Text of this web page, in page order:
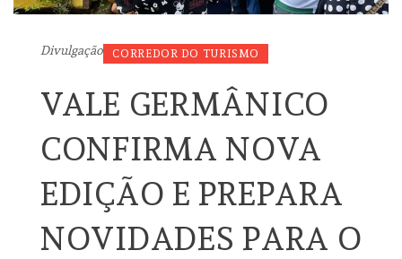
Divulgação CORREDOR DO TURISMO
VALE GERMÂNICO
CONFIRMA NOVA
EDIÇÃO E PREPARA
NOVIDADES PARA O